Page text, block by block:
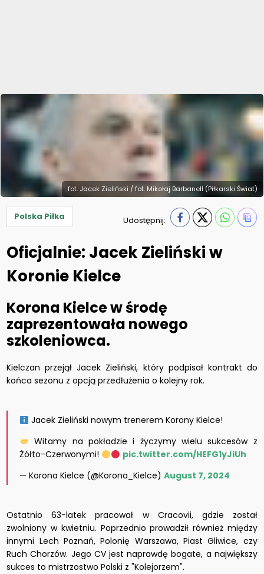
fot. Jacek Zieliński / fot. Mikołaj Barbanell (Piłkarski Świat)
Polska Piłka Udostępnij:
Oficjalnie: Jacek Zieliński w
Koronie Kielce
Korona Kielce w środę
zaprezentowała nowego
szkoleniowca.
Kielczan przejął Jacek Zieliński, który podpisał kontrakt do
końca sezonu z opcją przedłużenia o kolejny rok.
Jacek Zieliński nowym trenerem Korony Kielce!
Witamy na pokładzie i życzymy wielu sukcesów z
Żółto-Czerwonymi!
pic.twitter.com/HEFG1yJiUh
— Korona Kielce (@Korona_Kielce)August 7, 2024
Ostatnio 63-latek pracował w Cracovii, gdzie został
zwolniony w kwietniu. Poprzednio prowadził również między
innymi Lech Poznań, Polonię Warszawa, Piast Gliwice, czy
Ruch Chorzów. Jego CV jest naprawdę bogate, a największy
sukces to mistrzostwo Polski z "Kolejorzem".